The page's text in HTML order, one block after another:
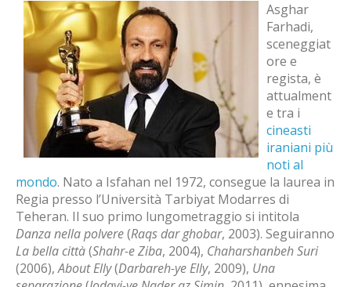
Asghar
Farhadi,
sceneggiat
ore e
regista, è
attualment
e tra i
cineasti
iraniani più
noti al
mondo. Nato a Isfahan nel 1972, consegue la laurea in
Regia presso l’Università Tarbiyat Modarres di
Teheran. Il suo primo lungometraggio si intitola
Danza nella polvere(Raqs dar ghobar, 2003). Seguiranno
La bella città(Shahr-e Ziba, 2004), Chaharshanbeh Suri
(2006),About Elly(Darbareh-ye Elly, 2009), Una